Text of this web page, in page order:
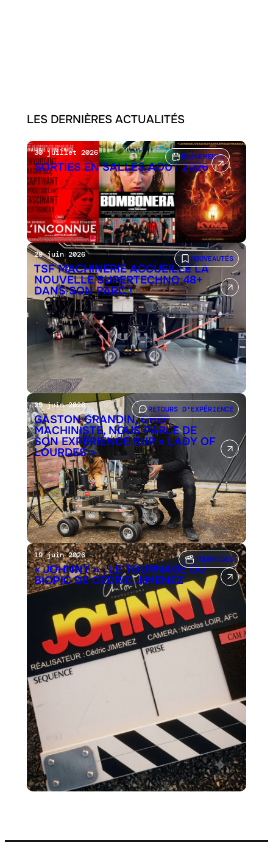
LES DERNIÈRES ACTUALITÉS
ÉVÉNEMENTS
30 juillet 2026
SORTIES EN SALLES AOÛT 2026
NOUVEAUTÉS
29 juin 2026
TSF MACHINERIE ACCUEILLE LA
NOUVELLE SUPERTECHNO 48+
DANS SON PARC !
RETOURS D'EXPÉRIENCE
25 juin 2026
GASTON GRANDIN, CHEF
MACHINISTE, NOUS PARLE DE
SON EXPÉRIENCE SUR « LADY OF
LOURDES »
TOURNAGES
19 juin 2026
« JOHNNY » : LE TOURNAGE DU
BIOPIC DE CÉDRIC JIMENEZ